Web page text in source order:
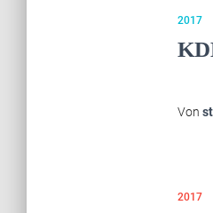
2017
Von
2017